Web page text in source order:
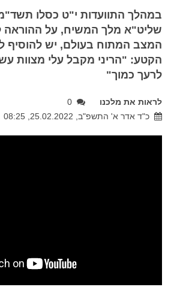
במהלך התוועדות י"ט כסלו
שליט"א מלך המשיח, על ההוראה
המצב המתוח בעולם, יש להוסיף
הקטע: "הריני מקבל עלי מצוות
לרעך כמוך"
לראות את מלכנו
0
כ"ד אדר א' התשפ"ב, 25.02.2022, 08:25